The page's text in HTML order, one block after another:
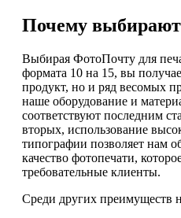
Почему
Выбирая ФотоПочту для
формата 10 на 15, вы
продукт, но и ряд весомых
наше оборудование и
соответствуют последним
вторых, использование
типографии позволяет нам
качество фотопечати,
требовательные клиенты.
Среди других преимуществ